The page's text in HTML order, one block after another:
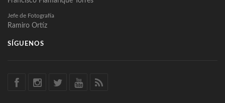
Jefe de Fotografía
Ramiro Ortíz
SÍGUENOS